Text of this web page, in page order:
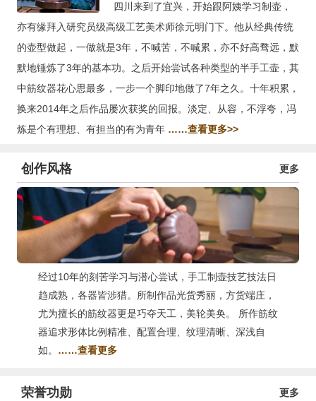
四川来到了宜兴，开始跟阿姨学习制壶，
亦有缘拜入研究员级高级工艺美术师徐元明门下。他从经典传统
的壶型做起，一做就是3年，不喊苦，不喊累，亦不好高骛远，默
默地锤炼了3年的基本功。之后开始尝试各种类型的半手工壶，其
中筋纹器花心思最多，一步一个脚印地做了7年之久。十年积累，
换来2014年之后作品屡次获奖的回报。淡定、从容，不浮夸，冯
炼是个有理想、有担当的有为青年 ……查看更多>>
创作风格 更多
经过10年的刻苦学习与潜心尝试，手工制壶技艺技法日
趋成熟，各器皆涉猎。所制作品光货秀丽，方货端庄，
尤为擅长的筋纹器更是巧夺天工，美轮美奂。 所作筋纹
器追求形体比例精准、配置合理、纹理清晰、深浅自
如。 ……查看更多
荣誉功勋 更多